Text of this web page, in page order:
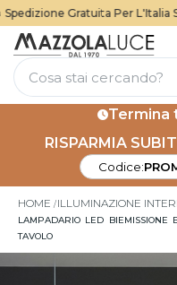
Gratuita Per L'Italia
Termina
RISPARMIA
Codice:
HOME ILLUMINAZIONE
LAMPADARIO LED
TAVOLO